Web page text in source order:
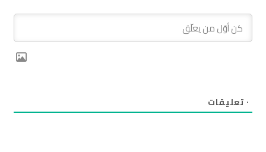
٠ تعليقات